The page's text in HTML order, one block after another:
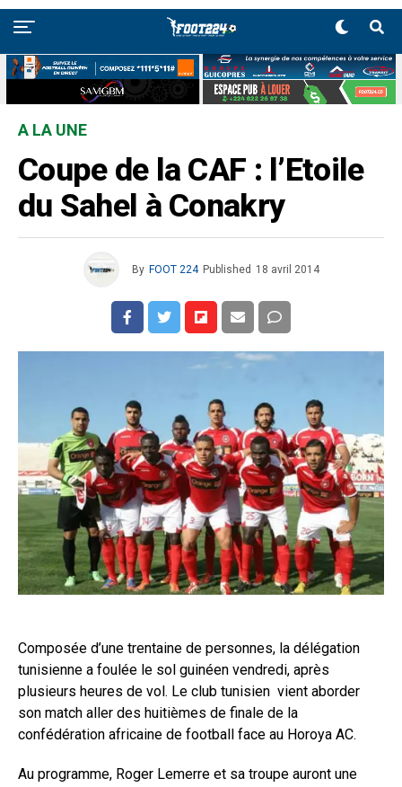
A LA UNE
Coupe de la CAF : l’Etoile
du Sahel à Conakry
By FOOT 224 Published 18 avril 2014
Composée d’une trentaine de personnes, la délégation
tunisienne a foulée le sol guinéen vendredi, après
plusieurs heures de vol. Le club tunisien vient aborder
son match aller des huitièmes de finale de la
confédération africaine de football face au Horoya AC.
Au programme, Roger Lemerre et sa troupe auront une